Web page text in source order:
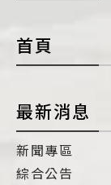
首頁
最新消息
新聞專區
綜合公告